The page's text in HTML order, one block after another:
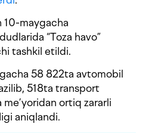
10-maygacha
“Toza havo”
tashkil etildi.
58 822ta avtomobil
518ta transport
ortiq zararli
aniqlandi.